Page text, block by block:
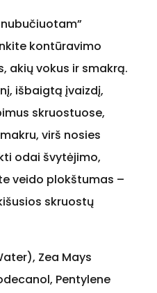
nubučiuotam”
kontūravimo
akių vokus ir smakrą.
išbaigtą įvaizdį,
skruostuose,
virš nosies
odai švytėjimo,
veido plokštumas –
skruostų
Zea Mays
Pentylene